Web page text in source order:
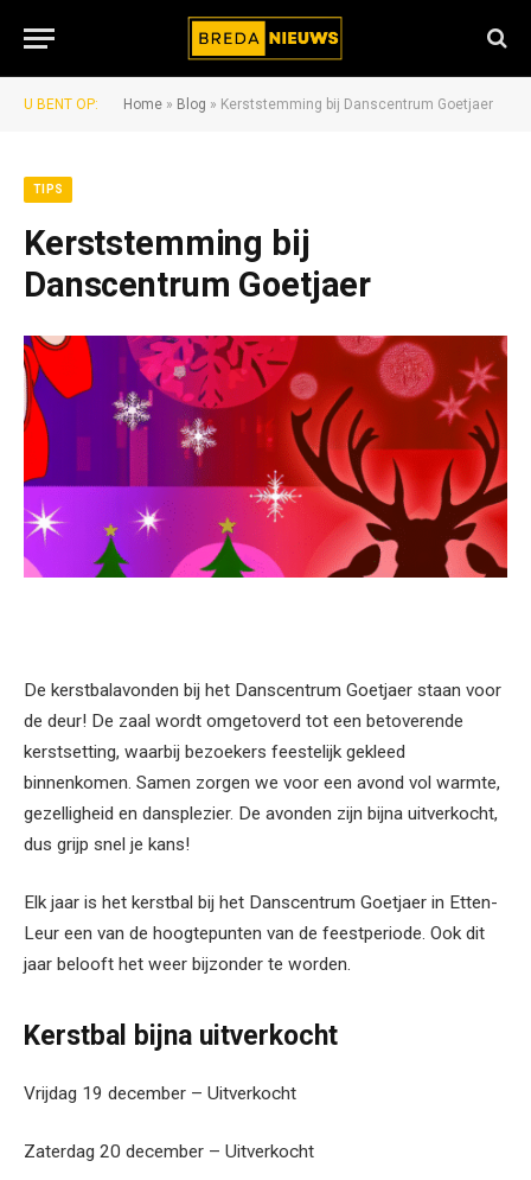
U BENT OP: Home » Blog » Kerststemming bij Danscentrum Goetjaer
TIPS
Kerststemming bij
Danscentrum Goetjaer
De kerstbalavonden bij het Danscentrum Goetjaer staan voor
de deur! De zaal wordt omgetoverd tot een betoverende
kerstsetting, waarbij bezoekers feestelijk gekleed
binnenkomen. Samen zorgen we voor een avond vol warmte,
gezelligheid en dansplezier. De avonden zijn bijna uitverkocht,
dus grijp snel je kans!
Elk jaar is het kerstbal bij het Danscentrum Goetjaer in Etten-
Leur een van de hoogtepunten van de feestperiode. Ook dit
jaar belooft het weer bijzonder te worden.
Kerstbal bijna uitverkocht
Vrijdag 19 december – Uitverkocht
Zaterdag 20 december – Uitverkocht